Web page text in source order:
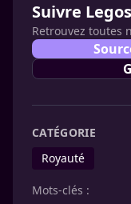
Suivre
Retrouvez toutes
CATÉGORIE
Royauté
Mots-clés :